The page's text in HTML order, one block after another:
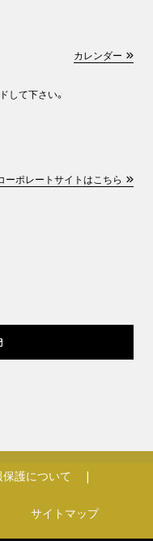
カレンダー
して下さい。
ーポレートサイトはこちら
護について
サイトマップ